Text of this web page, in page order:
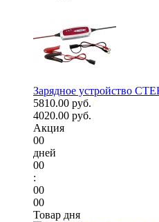
Зарядное устройство
5810.00 руб.
4020.00 руб.
Акция
00
дней
00
:
00
00
Товар дня